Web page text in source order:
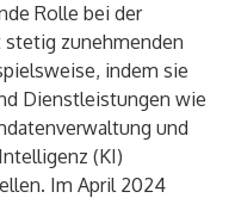
Rolle bei der
stetig zunehmenden
indem sie
Dienstleistungen wie
und
(KI)
Im April 2024